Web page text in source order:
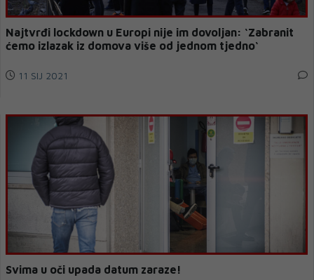
Najtvrđi lockdown u Europi nije im dovoljan: ‘Zabranit
ćemo izlazak iz domova više od jednom tjedno‘
11 SIJ 2021
Svima u oči upada datum zaraze!